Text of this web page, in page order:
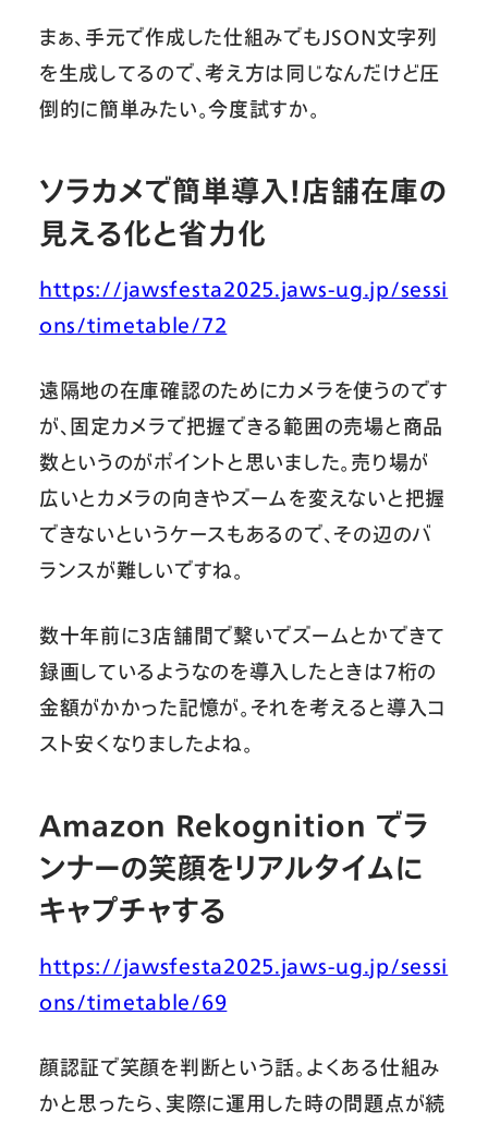
まぁ、手元で作成した仕組みでもJSON文字列
を生成してるので、考え方は同じなんだけど圧
倒的に簡単みたい。今度試すか。
ソラカメで簡単導入！店舗在庫の
見える化と省力化
https://jawsfesta2025.jaws-ug.jp/sessi
ons/timetable/72
遠隔地の在庫確認のためにカメラを使うのです
が、固定カメラで把握できる範囲の売場と商品
数というのがポイントと思いました。売り場が
広いとカメラの向きやズームを変えないと把握
できないというケースもあるので、その辺のバ
ランスが難しいですね。
数十年前に３店舗間で繋いでズームとかできて
録画しているようなのを導入したときは7桁の
金額がかかった記憶が。それを考えると導入コ
スト安くなりましたよね。
Amazon Rekognition でラ
ンナーの笑顔をリアルタイムに
キャプチャする
https://jawsfesta2025.jaws-ug.jp/sessi
ons/timetable/69
顔認証で笑顔を判断という話。よくある仕組み
かと思ったら、実際に運用した時の問題点が続